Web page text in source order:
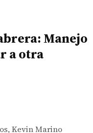
Manejo
a otra
Kevin Marino